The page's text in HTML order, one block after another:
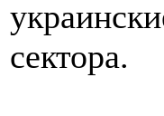
сектора.